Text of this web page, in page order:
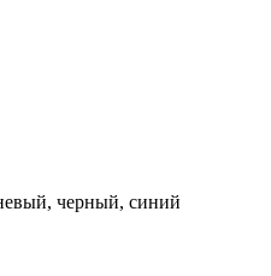
черный, синий